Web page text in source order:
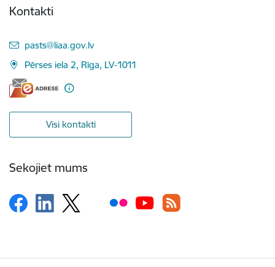
Kontakti
E-pasts:
pasts@liaa.gov.lv
Pērses iela 2, Rīga, LV-1011
Visi kontakti
Sekojiet mums